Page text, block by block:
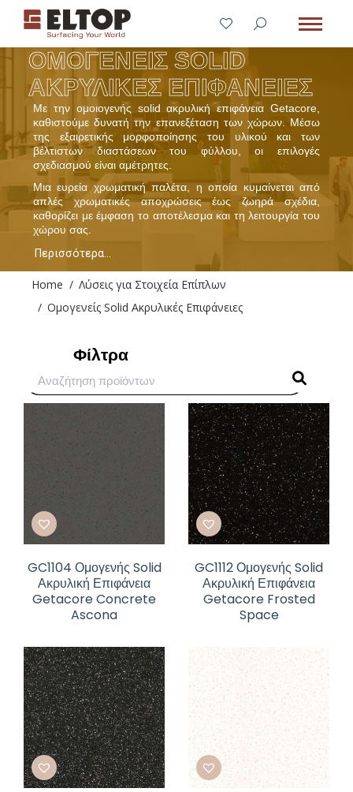
ΟΜΟΓΕΝΕΙΣ SOLID
ΑΚΡΥΛΙΚΕΣ ΕΠΙΦΑΝΕΙΕΣ
Με την ομοιογενής solid ακρυλική επιφάνεια Getacore,
καθιστούμε δυνατή την επανεξέταση των χώρων. Μέσω
της εξαιρετικής μορφοποίησης του υλικού και των
βέλτιστων διαστάσεων του φύλλου, οι επιλογές
σχεδιασμού είναι αμέτρητες.
Μια ευρεία χρωματική παλέτα, η οποία κυμαίνεται από
απλές χρωματικές αποχρώσεις έως ζωηρά σχέδια,
καθορίζει με έμφαση το αποτέλεσμα και τη λειτουργία του
χώρου σας.
Περισσότερα...
You are here:
Home
Λύσεις για Στοιχεία Επίπλων
Ομογενείς Solid Ακρυλικές Επιφάνειες
Φίλτρα
GC1104 Ομογενής Solid
Ακρυλική Επιφάνεια
Getacore Concrete
Ascona
GC1112 Ομογενής Solid
Ακρυλική Επιφάνεια
Getacore Frosted
Space